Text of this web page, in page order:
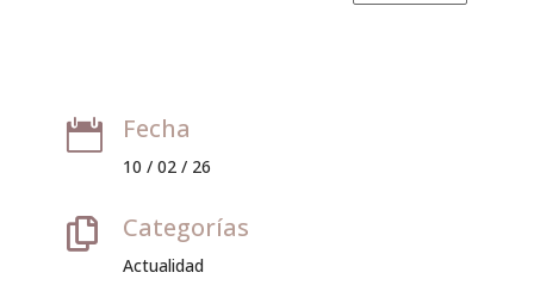
 Fecha
10 / 02 / 26
 Categorías
Actualidad